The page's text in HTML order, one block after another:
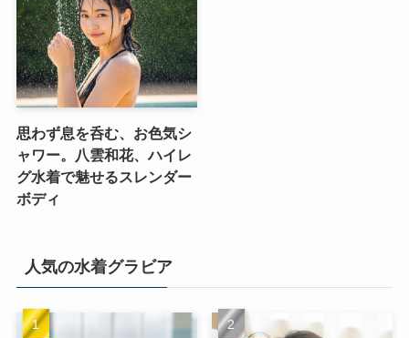
思わず息を呑む、お色気シ
ャワー。八雲和花、ハイレ
グ水着で魅せるスレンダー
ボディ
人気の水着グラビア